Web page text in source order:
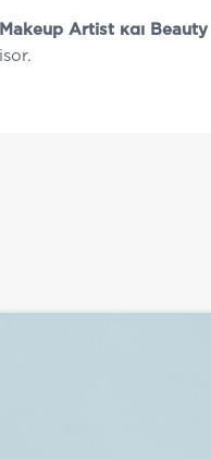
Makeup Artist και Beauty